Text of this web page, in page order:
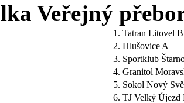
Veřejný
1. Tatran Litovel B
2. Hlušovice A
3. Sportklub
4. Granitol
5. Sokol Nový
6. TJ Velký Újezd